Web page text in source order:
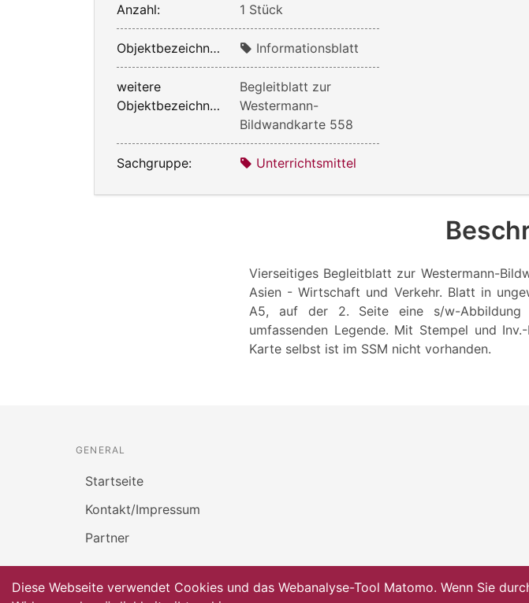
Anzahl: 1 Stück
Objektbezeichnung: Informationsblatt
weitere
Objektbezeichnung:
Begleitblatt zur
Westermann-
Bildwandkarte 558
Sachgruppe: Unterrichtsmittel
Vierseitiges Begleitblatt zur Westermann-
Asien - Wirtschaft und Verkehr. Blatt in
A5, auf der 2. Seite eine s/w-
umfassenden Legende. Mit Stempel und
Karte selbst ist im SSM nicht vorhanden.
GENERAL
Startseite
Kontakt/Impressum
Partner
Diese Webseite verwendet Cookies und das Webanalyse-Tool Matomo. Wenn Sie